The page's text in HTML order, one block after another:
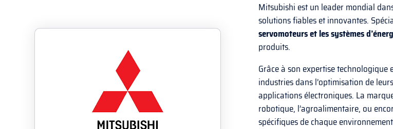
Mitsubishi est un leader mondial
solutions fiables et innovantes.
servomoteurs et les systèmes
produits.
Grâce à son expertise
industries dans l’optimisation de
applications électroniques. La
robotique, l’agroalimentaire, ou
spécifiques de chaque